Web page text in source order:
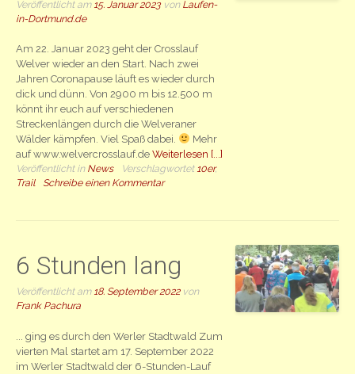
Veröffentlicht am 15. Januar 2023von Laufen-
in-Dortmund.de
Am 22. Januar 2023 geht der Crosslauf
Welver wieder an den Start. Nach zwei
Jahren Coronapause läuft es wieder durch
dick und dünn. Von 2900 m bis 12.500 m
könnt ihr euch auf verschiedenen
Streckenlängen durch die Welveraner
Wälder kämpfen. Viel Spaß dabei.
Mehr
auf www.welvercrosslauf.deWeiterlesen [...]
Veröffentlicht in News Verschlagwortet 10er,
Trail
Schreibe einen Kommentar
6 Stunden lang
Veröffentlicht am 18. September 2022von
Frank Pachura
... ging es durch den Werler Stadtwald Zum
vierten Mal startet am 17. September 2022
im Werler Stadtwald der 6-Stunden-Lauf